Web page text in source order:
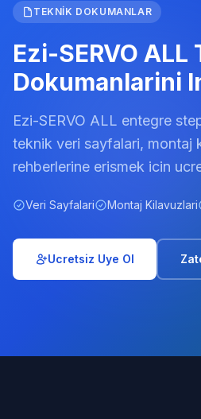
TEKNIK DOKUMANLAR
Ezi-SERVO ALL
Dokumanlarini
Ezi-SERVO ALL entegre
teknik veri sayfalari, montaj
rehberlerine erismek icin
Veri Sayfalari Montaj Kilavuzlari
Ucretsiz Uye Ol